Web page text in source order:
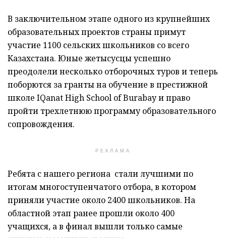
В заключительном этапе одного из крупнейших
образовательных проектов страны примут
участие 1100 сельских школьников со всего
Казахстана. Юные жетысусцы успешно
преодолели несколько отборочных туров и теперь
поборются за гранты на обучение в престижной
школе IQanat High School of Burabay и право
пройти трехлетнюю программу образовательного
сопровождения.
РЕКЛАМА
Ребята с нашего региона стали лучшими по
итогам многоступенчатого отбора, в котором
приняли участие около 2400 школьников. На
областной этап ранее прошли около 400
учащихся, а в финал вышли только самые